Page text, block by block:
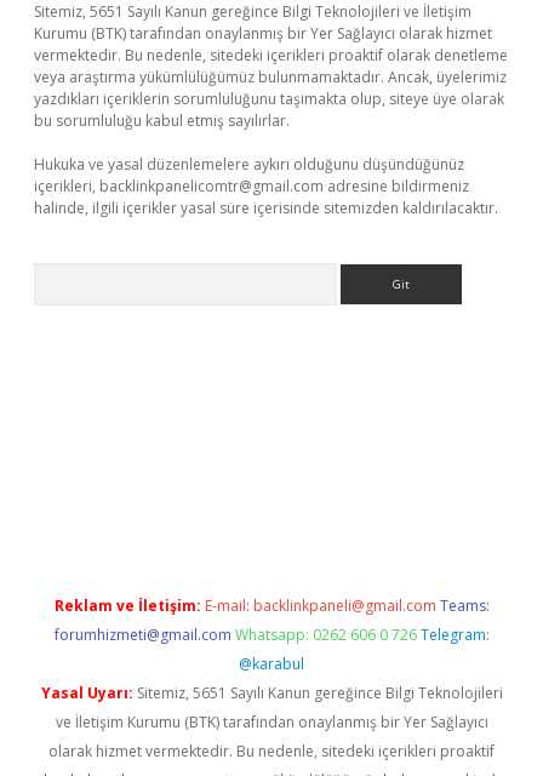
Sitemiz, 5651 Sayılı Kanun gereğince Bilgi Teknolojileri ve İletişim
Kurumu (BTK) tarafından onaylanmış bir Yer Sağlayıcı olarak hizmet
vermektedir. Bu nedenle, sitedeki içerikleri proaktif olarak denetleme
veya araştırma yükümlülüğümüz bulunmamaktadır. Ancak, üyelerimiz
yazdıkları içeriklerin sorumluluğunu taşımakta olup, siteye üye olarak
bu sorumluluğu kabul etmiş sayılırlar.
Hukuka ve yasal düzenlemelere aykırı olduğunu düşündüğünüz
içerikleri, backlinkpanelicomtr@gmail.com adresine bildirmeniz
halinde, ilgili içerikler yasal süre içerisinde sitemizden kaldırılacaktır.
Reklam ve İletişim: E-mail: backlinkpaneli@gmail.com Teams:
forumhizmeti@gmail.com Whatsapp: 0262 606 0 726 Telegram:
@karabul
Yasal Uyarı: Sitemiz, 5651 Sayılı Kanun gereğince Bilgi Teknolojileri
ve İletişim Kurumu (BTK) tarafından onaylanmış bir Yer Sağlayıcı
olarak hizmet vermektedir. Bu nedenle, sitedeki içerikleri proaktif